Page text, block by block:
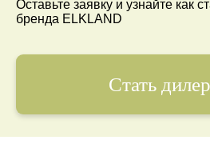
Оставьте заявку и узнайте как
бренда ELKLAND
Стать